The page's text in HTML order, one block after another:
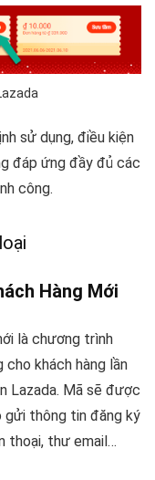
sử dụng, điều kiện
đáp ứng đầy đủ các
công.
Hàng Mới
là chương trình
cho khách hàng lần
Lazada. Mã sẽ được
gửi thông tin đăng ký
thoại, thư email…